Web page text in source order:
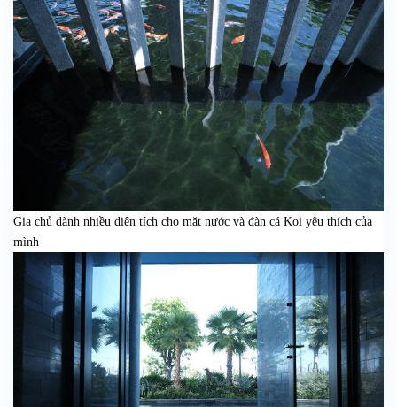
Gia chủ dành nhiều diện tích cho mặt nước và đàn cá Koi yêu thích của
mình